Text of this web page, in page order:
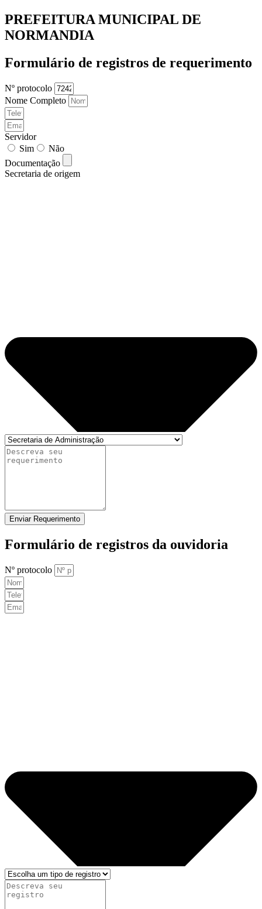
PREFEITURA MUNICIPAL DE
NORMANDIA
Formulário de registros de requerimento
Nº protocolo
Nome Completo
Servidor
Sim
Não
Documentação
Secretaria de origem
Enviar Requerimento
Formulário de registros da ouvidoria
Nº protocolo